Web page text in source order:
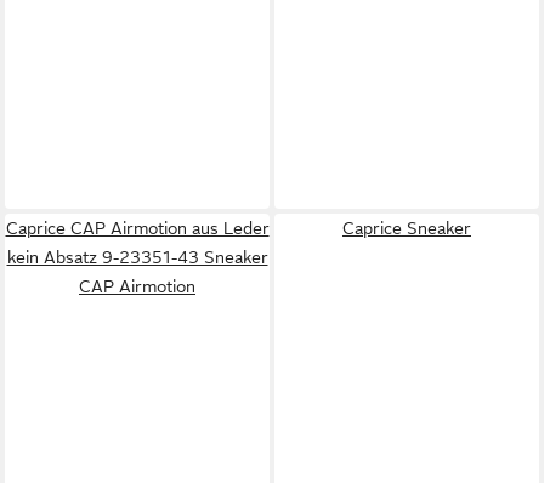
Caprice CAP Airmotion aus Leder
kein Absatz 9-23351-43 Sneaker
CAP Airmotion
Caprice Sneaker